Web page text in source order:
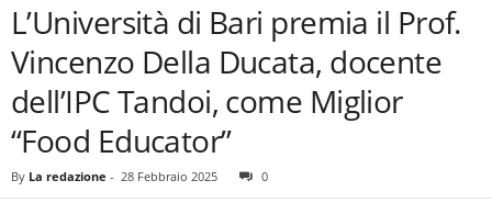
L’Università di Bari premia il Prof.
Vincenzo Della Ducata, docente
dell’IPC Tandoi, come Miglior
“Food Educator”
By La redazione - 28 Febbraio 2025 0